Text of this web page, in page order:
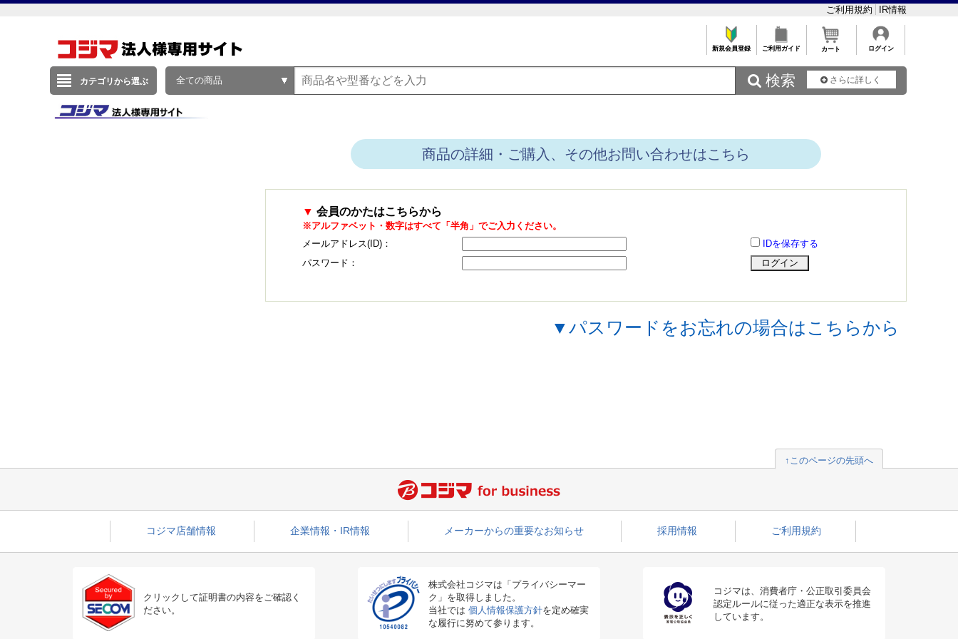
ご利用規約 IR情報
新規会員登録 ご利用ガイド カート ログイン
カテゴリから選ぶ 全ての商品  検索 さらに詳しく
商品の詳細・ご購入、その他お問い合わせはこちら
▼ 会員のかたはこちらから
※アルファベット・数字はすべて「半角」でご入力ください。
メールアドレス(ID)：
IDを保存する
パスワード：
▼パスワードをお忘れの場合はこちらから
↑このページの先頭へ
コジマ店舗情報 企業情報・IR情報 メーカーからの重要なお知らせ 採用情報 ご利用規約
クリックして証明書の内容をご確認く
ださい。
株式会社コジマは「プライバシーマー
ク」を取得しました。
当社では 個人情報保護方針を定め確実
な履行に努めて参ります。
コジマは、消費者庁・公正取引委員会
認定ルールに従った適正な表示を推進
しています。